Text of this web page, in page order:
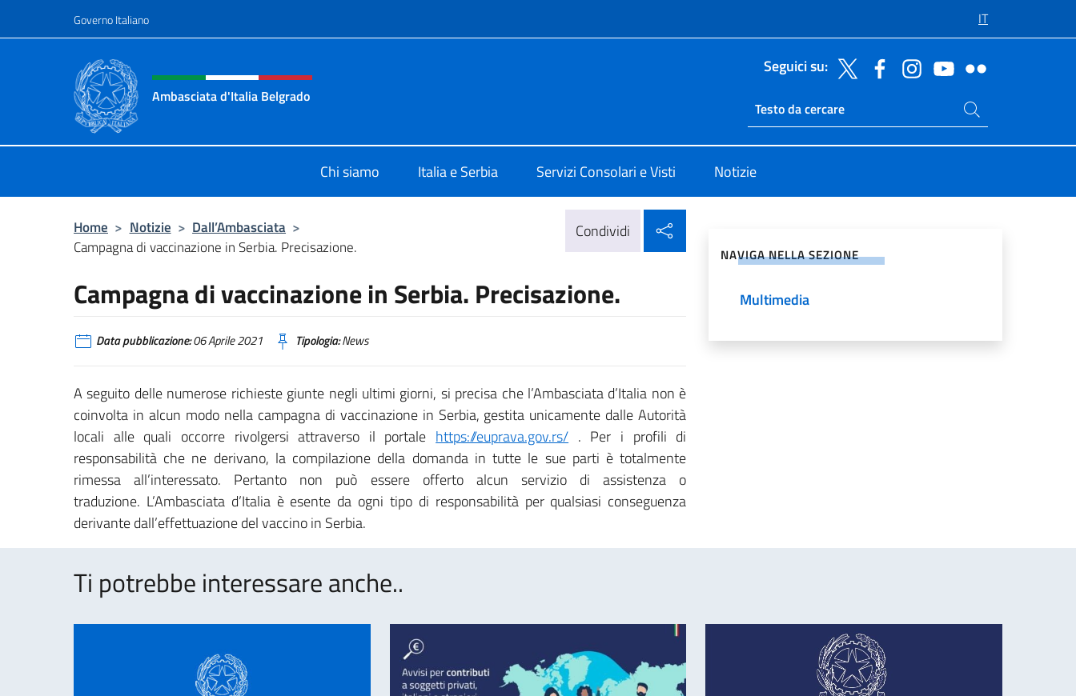
Governo Italiano IT
Intestazione sito, social e menù
Ambasciata d'Italia Belgrado
Seguici su:
Ricerca sito live
Cerca nel sito
Chi siamo Italia e Serbia Servizi Consolari e Visti Notizie
Home > Notizie > Dall’Ambasciata >
Campagna di vaccinazione in Serbia. Precisazione.
Condividi
Campagna di vaccinazione in Serbia. Precisazione.
Data pubblicazione:06 Aprile 2021 Tipologia:News
A seguito delle numerose richieste giunte negli ultimi giorni, si precisa che l’Ambasciata d’Italia non è
coinvolta in alcun modo nella campagna di vaccinazione in Serbia, gestita unicamente dalle Autorità
locali alle quali occorre rivolgersi attraverso il portale https://euprava.gov.rs/ . Per i profili di
responsabilità che ne derivano, la compilazione della domanda in tutte le sue parti è totalmente
rimessa all’interessato. Pertanto non può essere offerto alcun servizio di assistenza o
traduzione. L’Ambasciata d’Italia è esente da ogni tipo di responsabilità per qualsiasi conseguenza
derivante dall’effettuazione del vaccino in Serbia.
NAVIGA NELLA SEZIONE
Multimedia
Ti potrebbe interessare anche..